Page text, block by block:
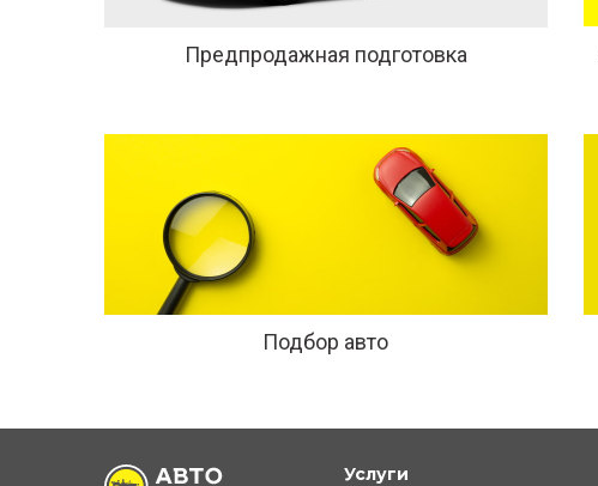
Предпродажная подготовка
Подбор авто
Услуги